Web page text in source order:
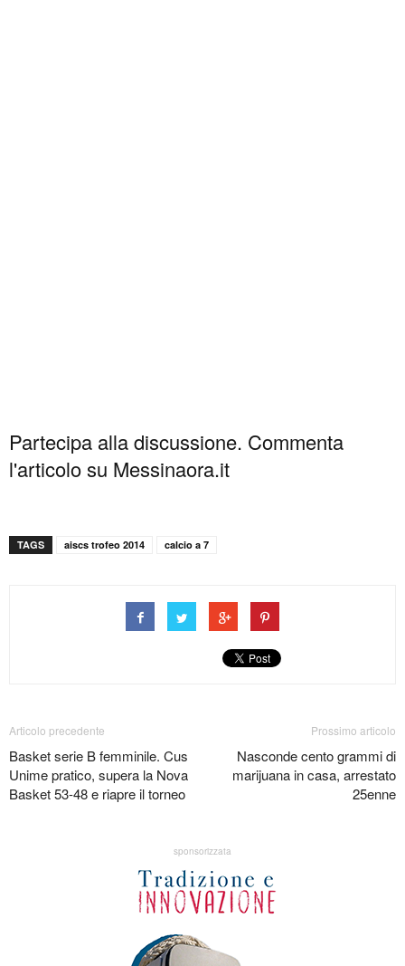
Partecipa alla discussione. Commenta
l'articolo su Messinaora.it
TAGS aiscs trofeo 2014 calcio a 7
Articolo precedente
Basket serie B femminile. Cus
Unime pratico, supera la Nova
Basket 53-48 e riapre il torneo
Prossimo articolo
Nasconde cento grammi di
marijuana in casa, arrestato
25enne
sponsorizzata